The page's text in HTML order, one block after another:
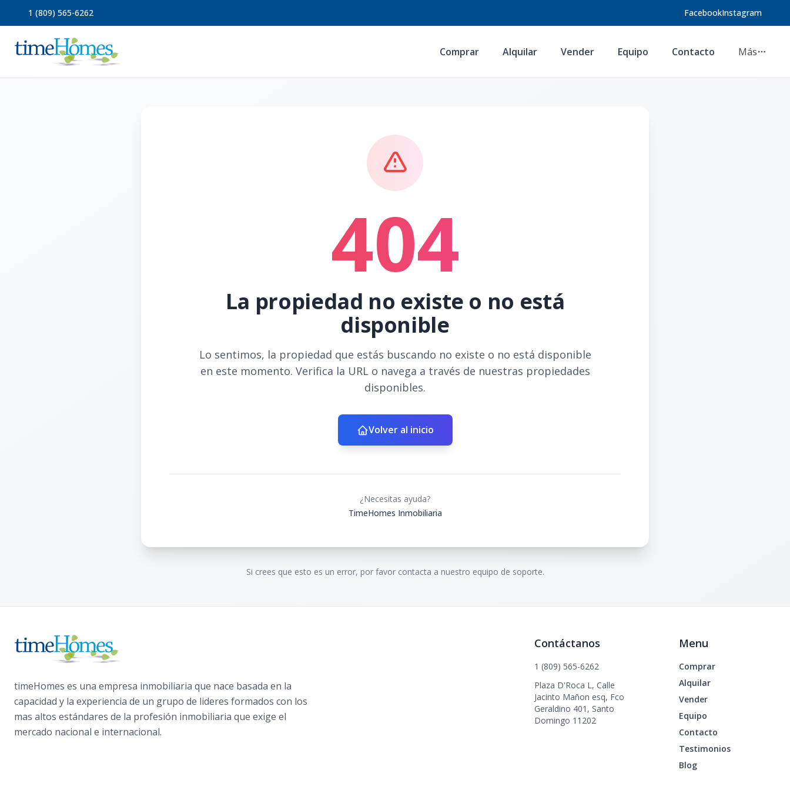
1 (809) 565-6262 FacebookInstagram
Comprar Alquilar Vender Equipo Contacto Más
404
La propiedad no existe o no está
disponible
Lo sentimos, la propiedad que estás buscando no existe o no está disponible
en este momento. Verifica la URL o navega a través de nuestras propiedades
disponibles.
Volver al inicio
¿Necesitas ayuda?
TimeHomes Inmobiliaria
Si crees que esto es un error, por favor contacta a nuestro equipo de soporte.
timeHomes es una empresa inmobiliaria que nace basada en la
capacidad y la experiencia de un grupo de lideres formados con los
mas altos estándares de la profesión inmobiliaria que exige el
mercado nacional e internacional.
Contáctanos
1 (809) 565-6262
Plaza D'Roca L, Calle
Jacinto Mañon esq, Fco
Geraldino 401, Santo
Domingo 11202
Menu
Comprar
Alquilar
Vender
Equipo
Contacto
Testimonios
Blog